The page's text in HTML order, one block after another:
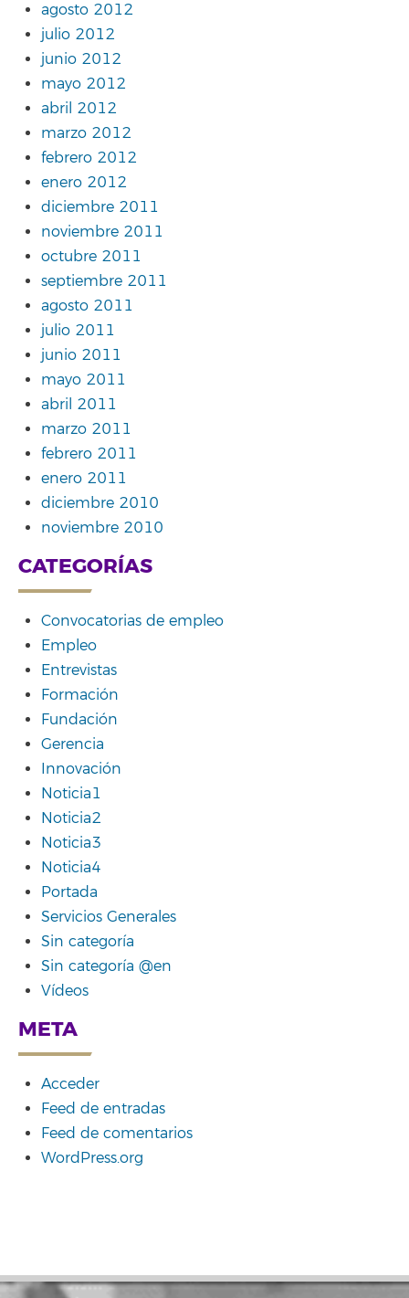
agosto 2012
julio 2012
junio 2012
mayo 2012
abril 2012
marzo 2012
febrero 2012
enero 2012
diciembre 2011
noviembre 2011
octubre 2011
septiembre 2011
agosto 2011
julio 2011
junio 2011
mayo 2011
abril 2011
marzo 2011
febrero 2011
enero 2011
diciembre 2010
noviembre 2010
CATEGORÍAS
Convocatorias de empleo
Empleo
Entrevistas
Formación
Fundación
Gerencia
Innovación
Noticia1
Noticia2
Noticia3
Noticia4
Portada
Servicios Generales
Sin categoría
Sin categoría @en
Vídeos
META
Acceder
Feed de entradas
Feed de comentarios
WordPress.org